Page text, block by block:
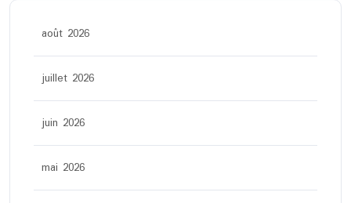
août 2026
juillet 2026
juin 2026
mai 2026